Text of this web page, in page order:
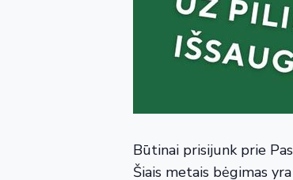
Būtinai prisijunk prie
Šiais metais bėgimas